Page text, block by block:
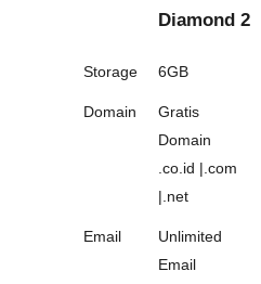
Diamond 2
Storage 6GB
Domain
Gratis
Domain
.co.id |.com
|.net
Email
Unlimited
Email